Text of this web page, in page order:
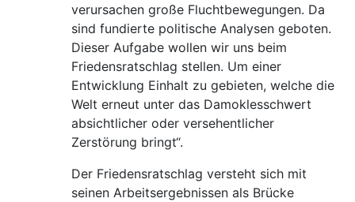
verursachen große Fluchtbewegungen. Da
sind fundierte politische Analysen geboten.
Dieser Aufgabe wollen wir uns beim
Friedensratschlag stellen. Um einer
Entwicklung Einhalt zu gebieten, welche die
Welt erneut unter das Damoklesschwert
absichtlicher oder versehentlicher
Zerstörung bringt“.
Der Friedensratschlag versteht sich mit
seinen Arbeitsergebnissen als Brücke